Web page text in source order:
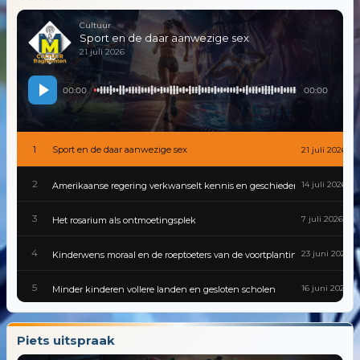
Cultuur
Sport en de daar aanwezige sex
21 juli 2026
00:00 00:00
1 Sport en de daar aanwezige sex 21 juli 2026
2 Amerikaanse regering verkwanselt kennis en geschiedenis14 juli 2026
3 Het rosarium als ontmoetingsplek 7 juli 2026
4 Kinderwens moraal en de roeptoeters van de voortplantingspolitiek
23 juni 2026
5 Minder kinderen vollere landen en gesloten scholen 16 juni 2026
6 Gevaarlijke besmettingen zijn van alle tijden 9 juni 2026
7 2 juni 2026
Piets uitspraak